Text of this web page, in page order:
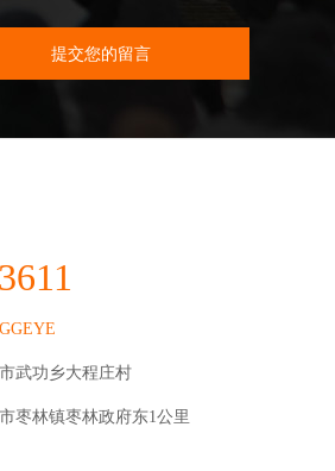
武功乡大程庄村
枣林镇枣林政府东1公里